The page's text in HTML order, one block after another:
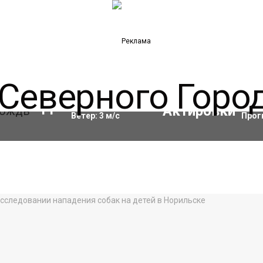
11°C Влажность:90%
Ветер: 3 м/с